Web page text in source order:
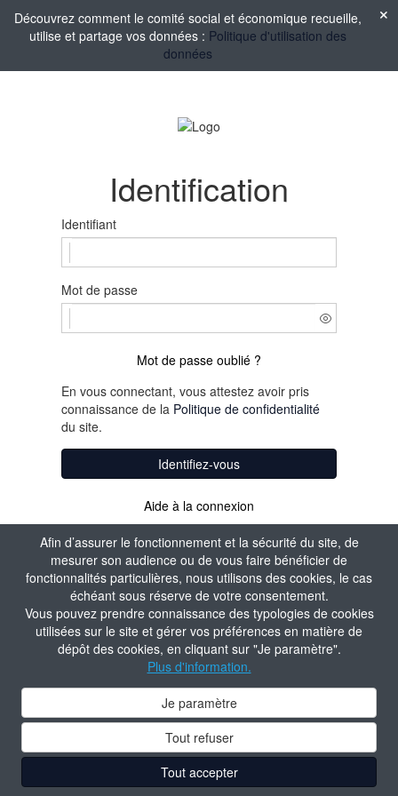
Afin d’assurer le fonctionnement et la sécurité du site, de
mesurer son audience ou de vous faire bénéficier de
fonctionnalités particulières, nous utilisons des cookies, le cas
échéant sous réserve de votre consentement.
Vous pouvez prendre connaissance des typologies de cookies
utilisées sur le site et gérer vos préférences en matière de
dépôt des cookies, en cliquant sur "Je paramètre".
Plus d'information.
Je paramètre
Tout refuser
Tout accepter
Découvrez comment le comité social et économique recueille,
utilise et partage vos données : Politique d'utilisation des
données
Identification
Identifiant
Mot de passe
Mot de passe oublié ?
En vous connectant, vous attestez avoir pris
connaissance de la Politique de confidentialité
du site.
Identifiez-vous
Aide à la connexion